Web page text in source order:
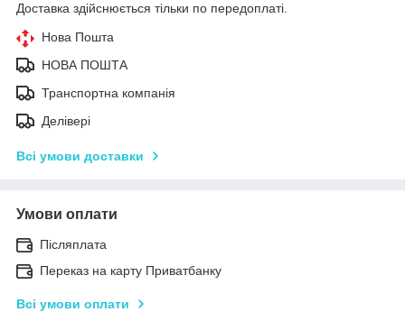
Доставка здійснюється тільки по передоплаті.
Нова Пошта
НОВА ПОШТА
Транспортна компанія
Делівері
Всі умови доставки
Умови оплати
Післяплата
Переказ на карту Приватбанку
Всі умови оплати